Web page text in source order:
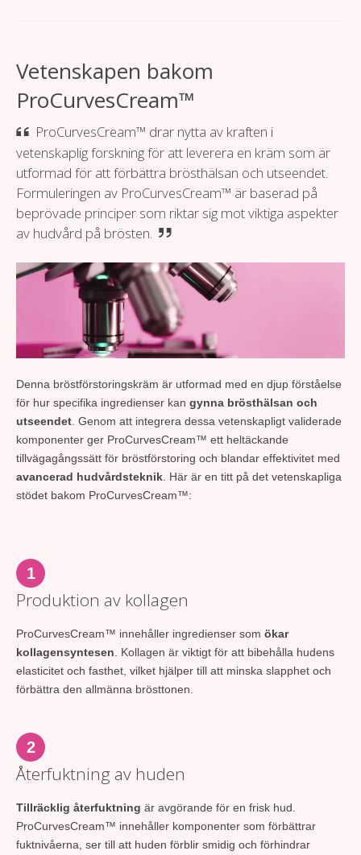
Vetenskapen bakom
ProCurvesCream™
ProCurvesCream™ drar nytta av kraften i
vetenskaplig forskning för att leverera en kräm som är
utformad för att förbättra brösthälsan och utseendet.
Formuleringen av ProCurvesCream™ är baserad på
beprövade principer som riktar sig mot viktiga aspekter
av hudvård på brösten.
Denna bröstförstoringskräm är utformad med en djup förståelse
för hur specifika ingredienser kan gynna brösthälsan och
utseendet . Genom att integrera dessa vetenskapligt validerade
komponenter ger ProCurvesCream™ ett heltäckande
tillvägagångssätt för bröstförstoring och blandar effektivitet med
avancerad hudvårdsteknik . Här är en titt på det vetenskapliga
stödet bakom ProCurvesCream™:
1
Produktion av kollagen
ProCurvesCream™ innehåller ingredienser som ökar
kollagensyntesen . Kollagen är viktigt för att bibehålla hudens
elasticitet och fasthet, vilket hjälper till att minska slapphet och
förbättra den allmänna brösttonen.
2
Återfuktning av huden
Tillräcklig återfuktning är avgörande för en frisk hud.
ProCurvesCream™ innehåller komponenter som förbättrar
fuktnivåerna, ser till att huden förblir smidig och förhindrar